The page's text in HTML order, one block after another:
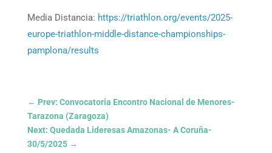
Media Distancia: https://triathlon.org/events/2025-
europe-triathlon-middle-distance-championships-
pamplona/results
← Prev: Convocatoria Encontro Nacional de Menores-
Tarazona (Zaragoza)
Next: Quedada Lideresas Amazonas- A Coruña-
30/5/2025→